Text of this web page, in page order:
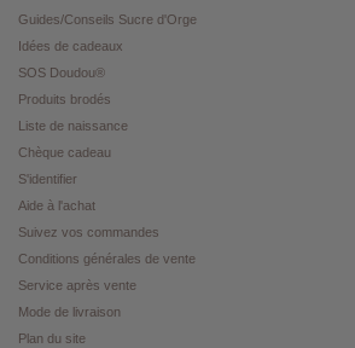
Guides/Conseils Sucre d'Orge
Idées de cadeaux
SOS Doudou®
Produits brodés
Liste de naissance
Chèque cadeau
S'identifier
Aide à l'achat
Suivez vos commandes
Conditions générales de vente
Service après vente
Mode de livraison
Plan du site